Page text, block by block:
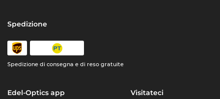
Spedizione
Spedizione di consegna e di reso gratuite
Edel-Optics app Visitateci